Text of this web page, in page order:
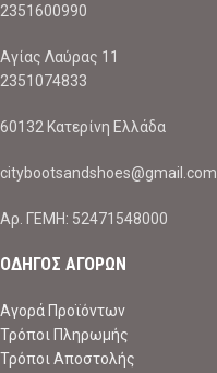
2351600990
Αγίας Λαύρας 11
2351074833
60132 Κατερίνη Ελλάδα
citybootsandshoes@gmail.com
Aρ. ΓΕΜΗ: 52471548000
ΟΔΗΓΟΣ ΑΓΟΡΩΝ
Αγορά Προϊόντων
Τρόποι Πληρωμής
Τρόποι Αποστολής